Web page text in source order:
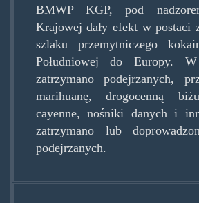
BMWP KGP, pod
Krajowej dały efekt w postaci
szlaku przemytniczego
Południowej do Europy.
zatrzymano podejrzanych,
marihuanę, drogocenną
cayenne, nośniki danych i
zatrzymano lub
podejrzanych.